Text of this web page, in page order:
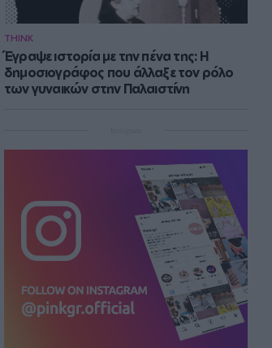
THINK
Έγραψε ιστορία με την πένα της: Η
δημοσιογράφος που άλλαξε τον ρόλο
των γυναικών στην Παλαιστίνη